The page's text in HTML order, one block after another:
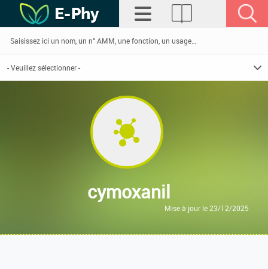
cymoxanil
Mise à jour le 23/12/2025